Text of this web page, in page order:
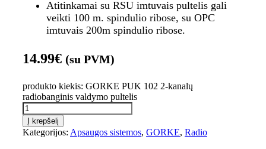
Atitinkamai su RSU imtuvais pultelis gali
veikti 100 m. spindulio ribose, su OPC
imtuvais 200m spindulio ribose.
14.99€ (su PVM)
produkto kiekis: GORKE PUK 102 2-kanalų
radiobanginis valdymo pultelis
Į krepšelį
Kategorijos: Apsaugos sistemos, GORKE, Radio